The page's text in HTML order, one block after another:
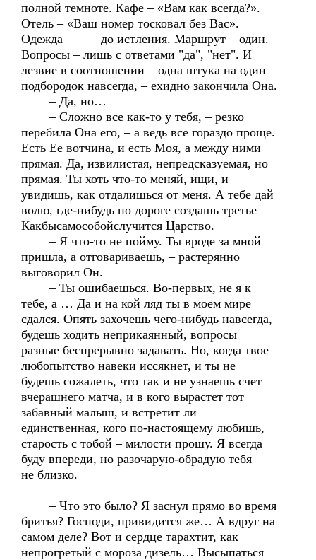
полной темноте. Кафе – «Вам как всегда?».
Отель – «Ваш номер тосковал без Вас».
Одежда – до истления. Маршрут – один.
Вопросы – лишь с ответами "да", "нет". И
лезвие в соотношении – одна штука на один
подбородок навсегда, – ехидно закончила Она.
– Да, но…
– Сложно все как-то у тебя, – резко
перебила Она его, – а ведь все гораздо проще.
Есть Ее вотчина, и есть Моя, а между ними
прямая. Да, извилистая, непредсказуемая, но
прямая. Ты хоть что-то меняй, ищи, и
увидишь, как отдалишься от меня. А тебе дай
волю, где-нибудь по дороге создашь третье
Какбысамособойслучится Царство.
– Я что-то не пойму. Ты вроде за мной
пришла, а отговариваешь, – растерянно
выговорил Он.
– Ты ошибаешься. Во-первых, не я к
тебе, а … Да и на кой ляд ты в моем мире
сдался. Опять захочешь чего-нибудь навсегда,
будешь ходить неприкаянный, вопросы
разные беспрерывно задавать. Но, когда твое
любопытство навеки иссякнет, и ты не
будешь сожалеть, что так и не узнаешь счет
вчерашнего матча, и в кого вырастет тот
забавный малыш, и встретит ли
единственная, кого по-настоящему любишь,
старость с тобой – милости прошу. Я всегда
буду впереди, но разочарую-обрадую тебя –
не близко.
– Что это было? Я заснул прямо во время
бритья? Господи, привидится же… А вдруг на
самом деле? Вот и сердце тарахтит, как
непрогретый с мороза дизель… Высыпаться